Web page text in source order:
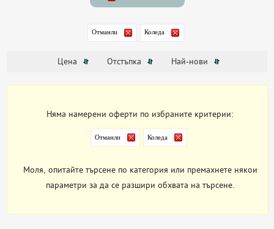
Отманли Коледа
Цена Отстъпка Най-нови
Няма намерени оферти по избраните критерии:
Отманли Коледа
Моля, опитайте търсене по категория или премахнете някои
параметри за да се разшири обхвата на търсене.